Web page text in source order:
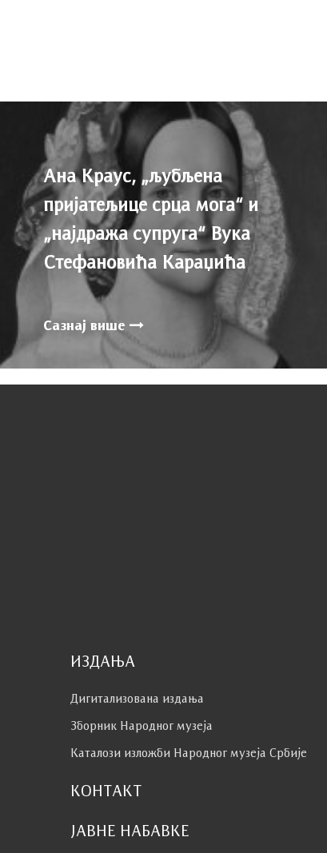
Ана Краус, „љубљена
пријатељице срца мога“ и
„најдража супруга“ Вука
Стефановића Караџића
Сазнај више
ИЗДАЊА
Дигитализована издања
Зборник Народног музеја
Каталози изложби Народног музеја Србије
КОНТАКТ
ЈАВНЕ НАБАВКЕ